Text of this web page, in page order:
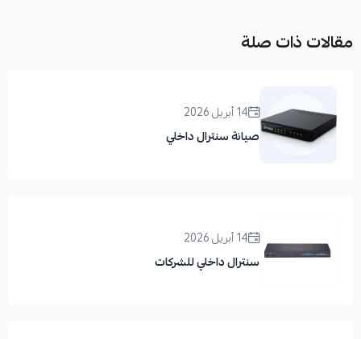
مقالات ذات صلة
14 أبريل 2026
صيانة سنترال داخلي
14 أبريل 2026
سنترال داخلي للشركات